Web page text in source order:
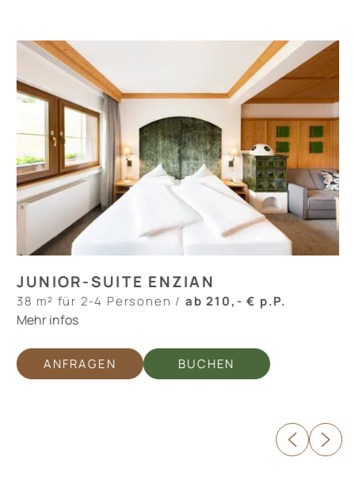
JUNIOR-SUITE ENZIAN
38 m² für 2-4 Personen / ab 210,- € p.P.
Mehr infos
BUCHEN